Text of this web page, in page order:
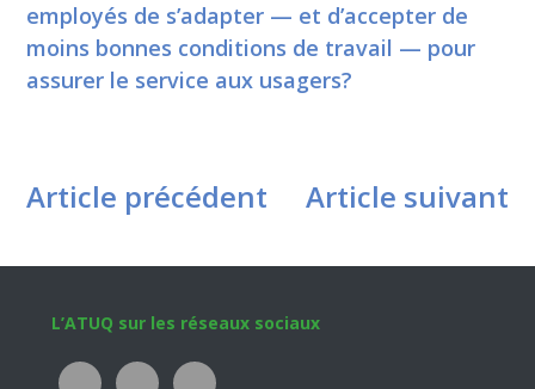
employés de s’adapter — et d’accepter de
moins bonnes conditions de travail — pour
assurer le service aux usagers?
Article précédent Article suivant
Footer
L’ATUQ sur les réseaux sociaux